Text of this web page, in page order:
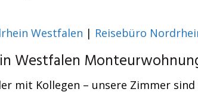
Westfalen | Reisebüro
Westfalen
mit Kollegen – unsere Zimmer